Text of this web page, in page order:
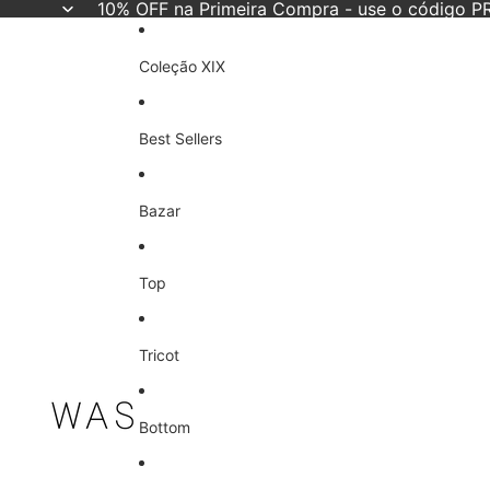
10% OFF na Primeira Compra - use o código
Coleção XIX
Best Sellers
Bazar
Top
Tricot
Bottom